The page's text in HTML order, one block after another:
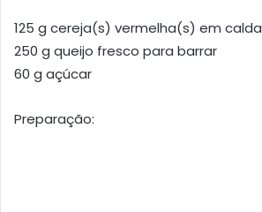
125 g cereja(s) vermelha(s) em calda
250 g queijo fresco para barrar
60 g açúcar
Preparação: